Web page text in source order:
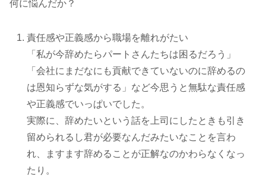
何に悩んだか？
責任感や正義感から職場を離れがたい
「私が今辞めたらパートさんたちは困るだろう」
「会社にまだなにも貢献できていないのに辞めるの
は恩知らずな気がする」など今思うと無駄な責任感
や正義感でいっぱいでした。
実際に、辞めたいという話を上司にしたときも引き
留められるし君が必要なんだみたいなことを言わ
れ、ますます辞めることが正解なのかわらなくなっ
たり。